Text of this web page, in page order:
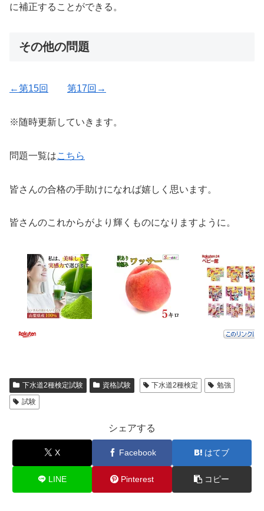
に補正することができる。
その他の問題
←第15回 第17回→
※随時更新していきます。
問題一覧はこちら
皆さんの合格の手助けになれば嬉しく思います。
皆さんのこれからがより輝くものになりますように。
下水道2種検定試験 資格試験 下水道2種検定
勉強
試験
シェアする
X Facebook はてブ
LINE Pinterest コピー